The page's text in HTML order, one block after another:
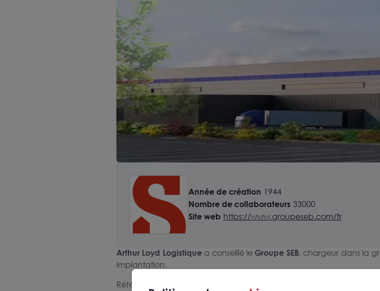
Année de création 1944
Nombre de collaborateurs 33000
Site web https://www.groupeseb.com/fr
Arthur Loyd Logistiquea conseillé le Groupe SEB, chargeur dans la
implantation.
Référence mondiale du petit électroménager et des articles